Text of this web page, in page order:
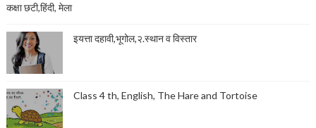
कक्षा छटी,हिंदी, मेला
इयत्ता दहावी,भूगोल,२.स्थान व विस्तार
Class 4 th, English, The Hare and Tortoise